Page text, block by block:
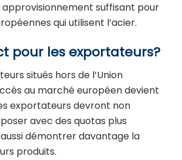
suffisant pour
qui utilisent l’acier.
pour les exportateurs?
situés hors de l’Union
au marché européen devient
exportateurs devront non
avec des quotas plus
démontrer davantage la
produits.